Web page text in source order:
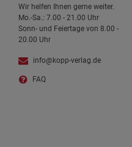
Wir helfen Ihnen gerne weiter.
Mo.-Sa.: 7.00 - 21.00 Uhr
Sonn- und Feiertage von 8.00 -
20.00 Uhr
info@kopp-verlag.de
FAQ